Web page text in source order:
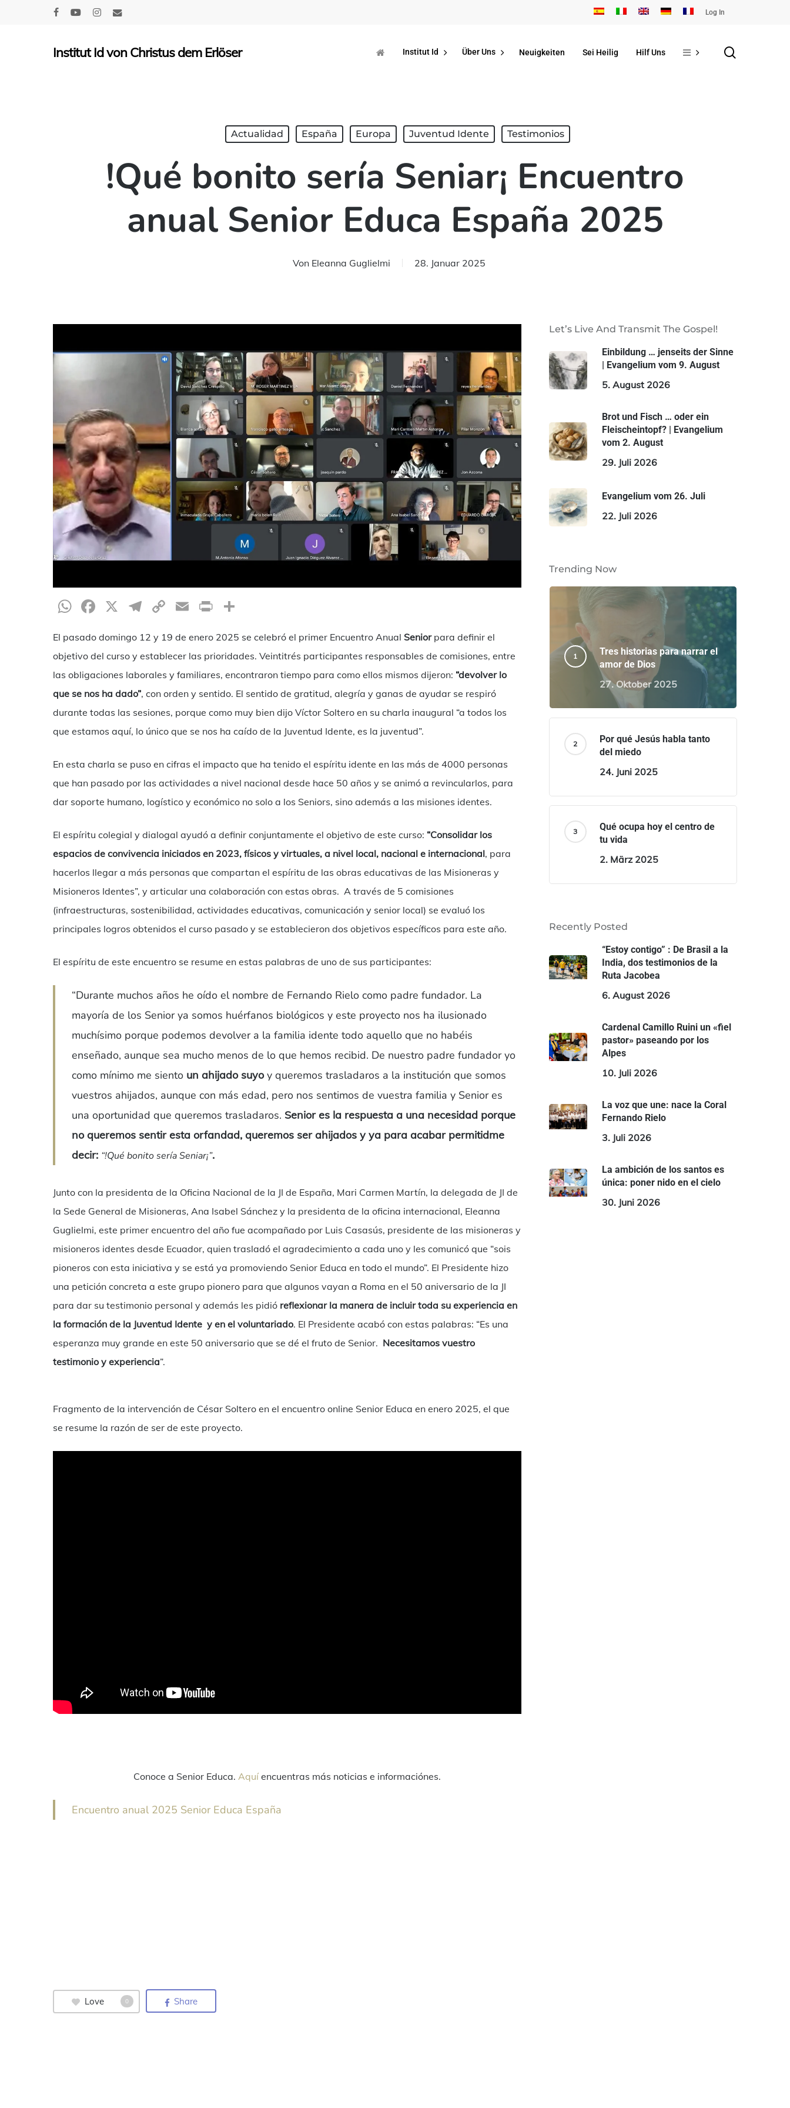
Log In
Hit enter to search or ESC to close
Institut Id von Christus dem Erlöser Institut Id Über Uns Neuigkeiten Sei Heilig Hilf Uns
Actualidad España Europa Juventud Idente Testimonios
!Qué bonito sería Seniar¡ Encuentro
anual Senior Educa España 2025
Von Eleanna Guglielmi 28. Januar 2025
WhatsApp
Facebook
X Telegram
CopyEmailPrint
El pasado domingo 12 y 19 de enero 2025 se celebró el primer Encuentro Anual Seniorpara definir el
objetivo del curso y establecer las prioridades. Veintitrés participantes responsables de comisiones, entre
las obligaciones laborales y familiares, encontraron tiempo para como ellos mismos dijeron: “devolver lo
que se nos ha dado”, con orden y sentido. El sentido de gratitud, alegría y ganas de ayudar se respiró
durante todas las sesiones, porque como muy bien dijo Víctor Soltero en su charla inaugural “a todos los
que estamos aquí, lo único que se nos ha caído de la Juventud Idente, es la juventud”.
En esta charla se puso en cifras el impacto que ha tenido el espíritu idente en las más de 4000 personas
que han pasado por las actividades a nivel nacional desde hace 50 años y se animó a revincularlos, para
dar soporte humano, logístico y económico no solo a los Seniors, sino además a las misiones identes.
El espíritu colegial y dialogal ayudó a definir conjuntamente el objetivo de este curso: “Consolidar los
espacios de convivencia iniciados en 2023, físicos y virtuales, a nivel local, nacional e internacional, para
hacerlos llegar a más personas que compartan el espíritu de las obras educativas de las Misioneras y
Misioneros Identes”, y articular una colaboración con estas obras. A través de 5 comisiones
(infraestructuras, sostenibilidad, actividades educativas, comunicación y senior local) se evaluó los
principales logros obtenidos el curso pasado y se establecieron dos objetivos específicos para este año.
El espíritu de este encuentro se resume en estas palabras de uno de sus participantes:
“Durante muchos años he oído el nombre de Fernando Rielo como padre fundador. La
mayoría de los Senior ya somos huérfanos biológicos y este proyecto nos ha ilusionado
muchísimo porque podemos devolver a la familia idente todo aquello que no habéis
enseñado, aunque sea mucho menos de lo que hemos recibid. De nuestro padre fundador yo
como mínimo me siento un ahijado suyoy queremos trasladaros a la institución que somos
vuestros ahijados, aunque con más edad, pero nos sentimos de vuestra familia y Senior es
una oportunidad que queremos trasladaros. Senior es la respuesta a una necesidad porque
no queremos sentir esta orfandad, queremos ser ahijados y ya para acabar permitidme
decir: “!Qué bonito sería Seniar¡”.
Junto con la presidenta de la Oficina Nacional de la JI de España, Mari Carmen Martín, la delegada de JI de
la Sede General de Misioneras, Ana Isabel Sánchez y la presidenta de la oficina internacional, Eleanna
Guglielmi, este primer encuentro del año fue acompañado por Luis Casasús, presidente de las misioneras y
misioneros identes desde Ecuador, quien trasladó el agradecimiento a cada uno y les comunicó que “sois
pioneros con esta iniciativa y se está ya promoviendo Senior Educa en todo el mundo”. El Presidente hizo
una petición concreta a este grupo pionero para que algunos vayan a Roma en el 50 aniversario de la JI
para dar su testimonio personal y además les pidió reflexionar la manera de incluir toda su experiencia en
la formación de la Juventud Idente y en el voluntariado. El Presidente acabó con estas palabras: “Es una
esperanza muy grande en este 50 aniversario que se dé el fruto de Senior. Necesitamos vuestro
testimonio y experiencia”.
Fragmento de la intervención de César Soltero en el encuentro online Senior Educa en enero 2025, el que
se resume la razón de ser de este proyecto.
Conoce a Senior Educa. Aquíencuentras más noticias e informaciónes.
Encuentro anual 2025 Senior Educa España
Love 0 Share
Let’s Live And Transmit The Gospel!
Einbildung … jenseits der Sinne
| Evangelium vom 9. August
5. August 2026
Brot und Fisch … oder ein
Fleischeintopf? | Evangelium
vom 2. August
29. Juli 2026
Evangelium vom 26. Juli
22. Juli 2026
Trending Now
Tres historias para narrar el
amor de Dios
27. Oktober 2025
Por qué Jesús habla tanto
del miedo
24. Juni 2025
Qué ocupa hoy el centro de
tu vida
2. März 2025
Recently Posted
“Estoy contigo” : De Brasil a la
India, dos testimonios de la
Ruta Jacobea
6. August 2026
Cardenal Camillo Ruini un «fiel
pastor» paseando por los
Alpes
10. Juli 2026
La voz que une: nace la Coral
Fernando Rielo
3. Juli 2026
La ambición de los santos es
única: poner nido en el cielo
30. Juni 2026